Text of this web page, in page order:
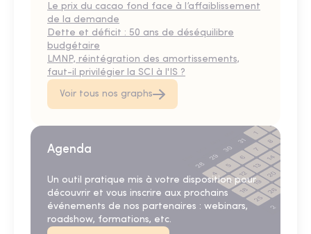
Le prix du cacao fond face à l’affaiblissement
de la demande
Dette et déficit : 50 ans de déséquilibre
budgétaire
LMNP, réintégration des amortissements,
faut-il privilégier la SCI à l'IS ?
Voir tous nos graphs
Agenda
Un outil pratique mis à votre disposition pour
découvrir et vous inscrire aux prochains
événements de nos partenaires : webinars,
roadshow, formations, etc.